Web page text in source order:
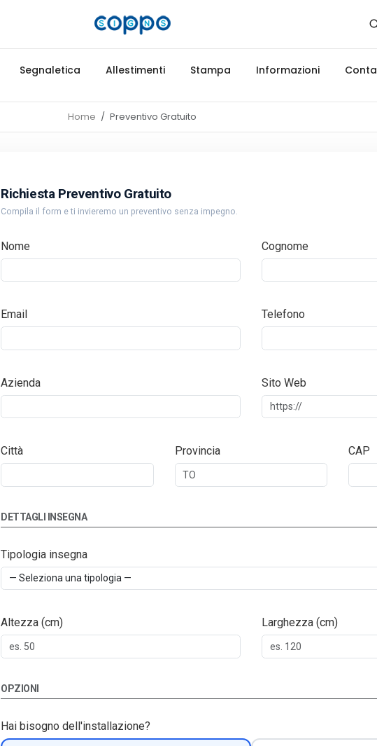
Segnaletica Allestimenti Stampa Informazioni
Home Preventivo Gratuito
Richiesta Preventivo Gratuito
Compila il form e ti invieremo un preventivo senza impegno.
Nome Cognome
Email Telefono
Azienda Sito Web
Città Provincia CAP
DETTAGLI INSEGNA
Tipologia insegna
Altezza (cm) Larghezza (cm)
OPZIONI
Hai bisogno dell'installazione?